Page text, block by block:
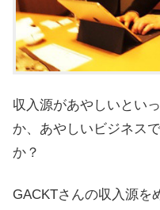
収入源があやしいとい
か、あやしいビジネス
か？
GACKTさんの収入源を